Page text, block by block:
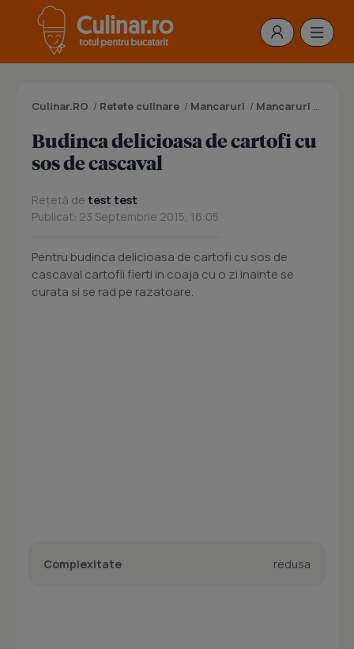
Culinar.RO / Retete culinare / Mancaruri / Mancaruri cu cartofi
Budinca delicioasa de cartofi cu
sos de cascaval
Rețetă de test test
Publicat: 23 Septembrie 2015, 16:05
Pentru budinca delicioasa de cartofi cu sos de
cascaval cartofii fierti in coaja cu o zi inainte se
curata si se rad pe razatoare.
Complexitate redusa